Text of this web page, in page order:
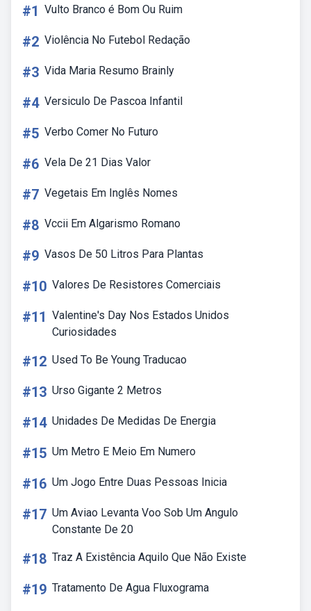
#1 Vulto Branco é Bom Ou Ruim
#2 Violência No Futebol Redação
#3 Vida Maria Resumo Brainly
#4 Versiculo De Pascoa Infantil
#5 Verbo Comer No Futuro
#6 Vela De 21 Dias Valor
#7 Vegetais Em Inglês Nomes
#8 Vccii Em Algarismo Romano
#9 Vasos De 50 Litros Para Plantas
#10 Valores De Resistores Comerciais
#11 Valentine's Day Nos Estados Unidos
Curiosidades
#12 Used To Be Young Traducao
#13 Urso Gigante 2 Metros
#14 Unidades De Medidas De Energia
#15 Um Metro E Meio Em Numero
#16 Um Jogo Entre Duas Pessoas Inicia
#17 Um Aviao Levanta Voo Sob Um Angulo
Constante De 20
#18 Traz A Existência Aquilo Que Não Existe
#19 Tratamento De Agua Fluxograma